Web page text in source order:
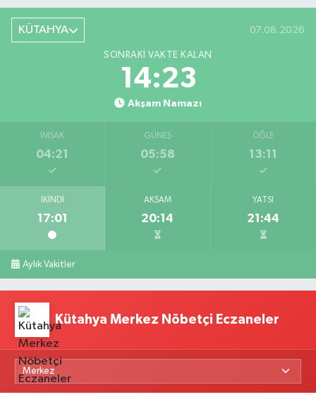
KÜTAHYA 07.08.2026
SONRAKI VAKTE KALAN
14:22
Akşam Namazı
İMSAK
04:21
GÜNEŞ
05:58
ÖĞLE
13:11
İKINDI
17:01
AKŞAM
20:14
YATSI
21:44
Aylık Vakitler
Kütahya Merkez Nöbetçi Eczaneler